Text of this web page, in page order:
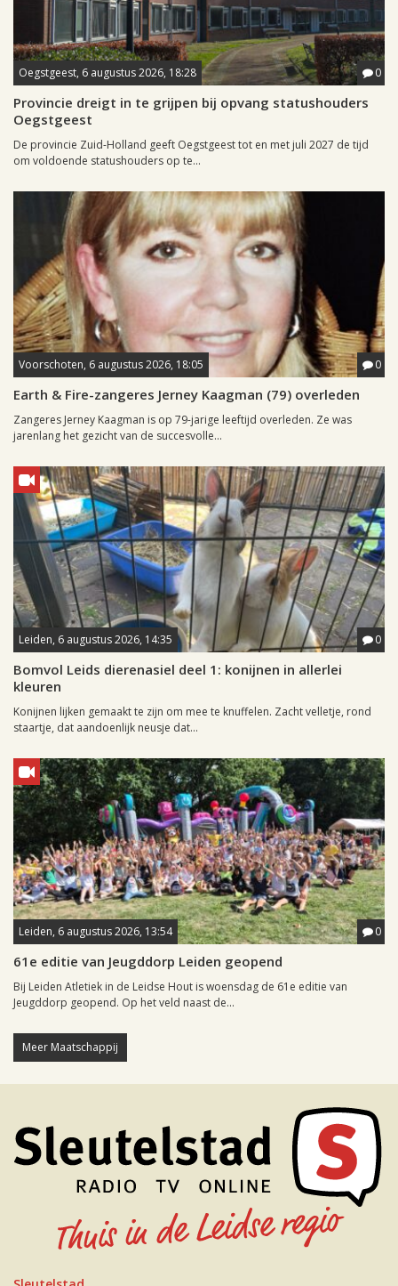
Oegstgeest, 6 augustus 2026, 18:28 0
Provincie dreigt in te grijpen bij opvang statushouders
Oegstgeest
De provincie Zuid-Holland geeft Oegstgeest tot en met juli 2027 de tijd
om voldoende statushouders op te...
Voorschoten, 6 augustus 2026, 18:05 0
Earth & Fire-zangeres Jerney Kaagman (79) overleden
Zangeres Jerney Kaagman is op 79-jarige leeftijd overleden. Ze was
jarenlang het gezicht van de succesvolle...
Leiden, 6 augustus 2026, 14:35 0
Bomvol Leids dierenasiel deel 1: konijnen in allerlei
kleuren
Konijnen lijken gemaakt te zijn om mee te knuffelen. Zacht velletje, rond
staartje, dat aandoenlijk neusje dat...
Leiden, 6 augustus 2026, 13:54 0
61e editie van Jeugddorp Leiden geopend
Bij Leiden Atletiek in de Leidse Hout is woensdag de 61e editie van
Jeugddorp geopend. Op het veld naast de...
Meer Maatschappij